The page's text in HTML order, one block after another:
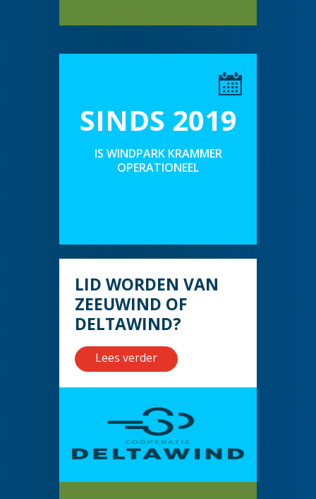
SINDS 2019
IS WINDPARK KRAMMER
OPERATIONEEL
LID WORDEN VAN
ZEEUWIND OF
DELTAWIND?
Lees verder